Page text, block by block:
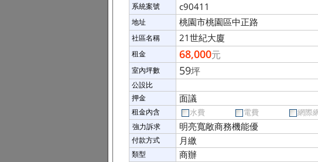
系統案號 c90411
地址 桃園市桃園區中正路
社區名稱 21世紀大廈
租金 68,000元
室內坪數 59坪
公設比
押金
面議
租金內含
水費 電費 網際
強力訴求 明亮寬敞商務機能優
付款方式 月繳
類型 商辦